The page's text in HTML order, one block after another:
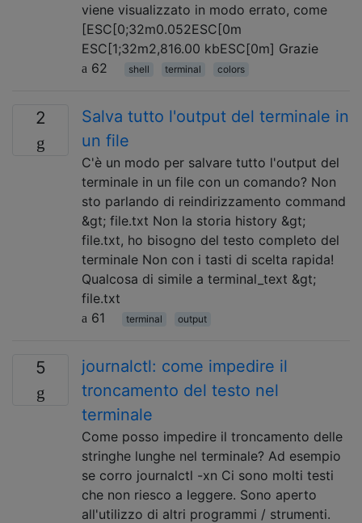
viene visualizzato in modo errato, come
[ESC[0;32m0.052ESC[0m
ESC[1;32m2,816.00 kbESC[0m] Grazie
62
shell terminal colors
2
Salva tutto l'output del terminale in
un file
C'è un modo per salvare tutto l'output del
terminale in un file con un comando? Non
sto parlando di reindirizzamento command
&gt; file.txt Non la storia history &gt;
file.txt, ho bisogno del testo completo del
terminale Non con i tasti di scelta rapida!
Qualcosa di simile a terminal_text &gt;
file.txt
61
terminal output
5
journalctl: come impedire il
troncamento del testo nel
terminale
Come posso impedire il troncamento delle
stringhe lunghe nel terminale? Ad esempio
se corro journalctl -xn Ci sono molti testi
che non riesco a leggere. Sono aperto
all'utilizzo di altri programmi / strumenti.